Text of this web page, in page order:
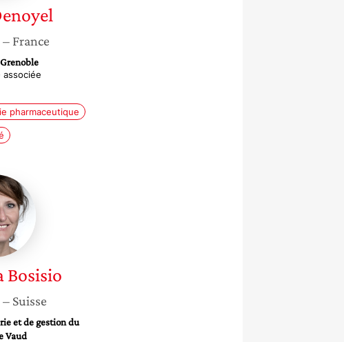
– France
associée
pharmaceutique
Bosisio
– Suisse
et de gestion du
Vaud